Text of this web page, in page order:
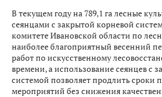
В текущем году на 789,1 га лесные
сеянцами с закрытой корневой
комитете Ивановской области по
наиболее благоприятный весенний
работ по искусственному
времени, а использование сеянцев с
системой позволяет продлить сроки
мероприятий без снижения